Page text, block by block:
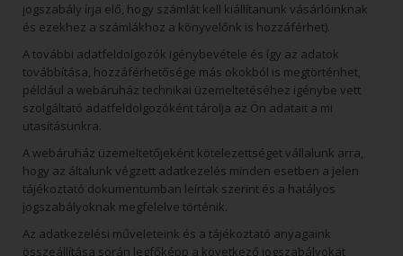
jogszabály írja elő, hogy számlát kell kiállítanunk vásárlóinknak
és ezekhez a számlákhoz a könyvelőnk is hozzáférhet).
A további adatfeldolgozók igénybevétele és így az adatok
továbbítása, hozzáférhetősége más okokból is megtörténhet,
például a webáruház technikai üzemeltetéséhez igénybe vett
szolgáltató adatfeldolgozóként tárolja az Ön adatait a mi
utasításunkra.
A webáruház üzemeltetőjeként kötelezettséget vállalunk arra,
hogy az általunk végzett adatkezelés minden esetben a jelen
tájékoztató dokumentumban leírtak szerint és a hatályos
jogszabályoknak megfelelve történik.
Az adatkezelési műveleteink és a tájékoztató anyagaink
összeállítása során legfőképp a következő jogszabályokat